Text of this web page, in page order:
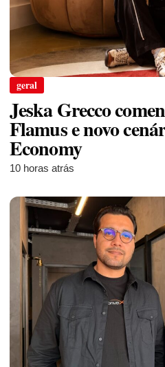
geral
Jeska Grecco
Flamus e novo
Economy
10 horas atrás